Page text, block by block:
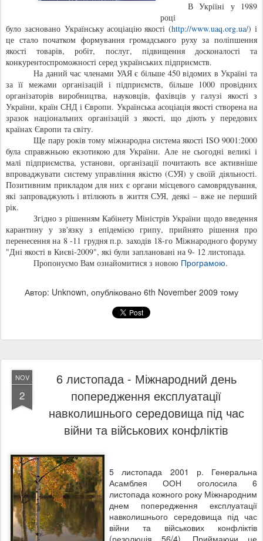
В Укріїні у 1989
році
було засновано Українську асоціацію якості (http://www.uaq.org.ua/) і
це стало початком формування громадського руху за поліпшення
якості товарів, робіт, послуг, підвищення досконалості та
конкурентоспроможності серед українських підприємств.
На даний час членами УАЯ є більше 450 відомих в Україні та
за її межами організацій і підприємств, більше 1000 провідних
організаторів виробництва, науковців, фахівців у галузі якості з
України, країн СНД і Європи. Українська асоціація якості створена на
зразок національних організацій з якості, що діють у передових
країнах Європи та світу.
Ще пару років тому міжнародна система якості ISO 9001:2000
була справжньою екзотикою для України. Але не сьогодні великі і
малі підприємства, установи, організації почитають все активніше
впроваджувати систему управління якістю (СУЯ) у своїй діяльності.
Позитивним прикладом для них є органи місцевого самоврядування,
які запроваджують і втілюють в життя СУЯ, деякі – вже не перший
рік.
Згідно з рішенням Кабінету Міністрів України щодо введення
карантину у зв'язку з епідемією грипу, прийнято рішення про
перенесення на 8 -11 грудня п.р. заходів 18-го Міжнародного форуму
"Дні якості в Києві-2009", які були заплановані на 9- 12 листопада.
Пропонуємо Вам ознайомитися з новою Програмою.
Автор: Unknown, опубліковано 6th November 2009 тому
NOV
2
6 листопада - Міжнародний день
попередження експлуатації
навколишнього середовища під час
війни та військових конфліктів
5 листопада 2001 р. Генеральна
Асамблея ООН оголосила 6
листопада кожного року Міжнародним
днем попередження експлуатації
навколишнього середовища під час
війни та військових конфліктів
(резолюція 56/4). Приймаючи це